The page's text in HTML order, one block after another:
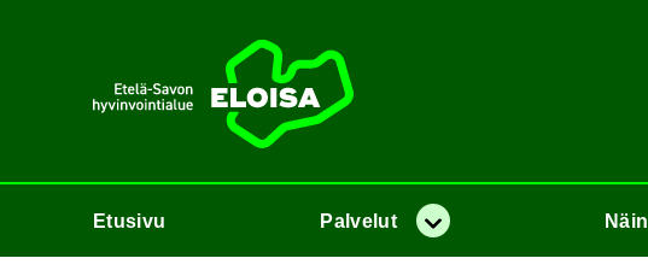
Etusi­vu
Etusi­vu Pal­ve­lut Va­lik­ko Näin